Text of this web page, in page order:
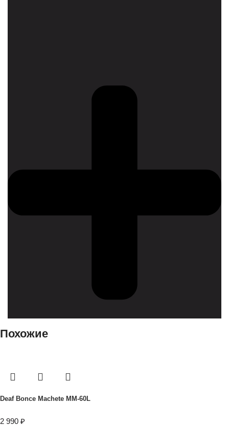
Похожие
Deaf Bonce Machete MM-60L
2 990 ₽